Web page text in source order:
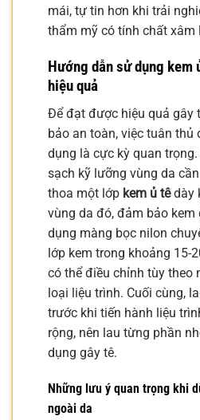
mái, tự tin hơn khi trải
thẩm mỹ có tính chất xâm
Hướng dẫn sử dụng kem
hiệu quả
Để đạt được hiệu quả gây
bảo an toàn, việc tuân
dụng là cực kỳ quan
sạch kỹ lưỡng vùng da
thoa một lớp kem ủ têdày
vùng da đó, đảm bảo
dụng màng bọc nilon
lớp kem trong khoảng 15-
có thể điều chỉnh tùy theo
loại liệu trình. Cuối cùng,
trước khi tiến hành liệu
rộng, nên lau từng phần
dụng gây tê.
Những lưu ý quan trọng khi
ngoài da